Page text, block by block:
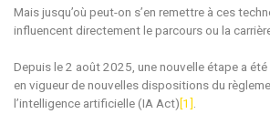
Mais jusqu’où peut-on s’en remettre à ces
influencent directement le parcours ou la
Depuis le 2 août 2025, une nouvelle étape a été
en vigueur de nouvelles dispositions du
l’intelligence artificielle (IA Act)[1]